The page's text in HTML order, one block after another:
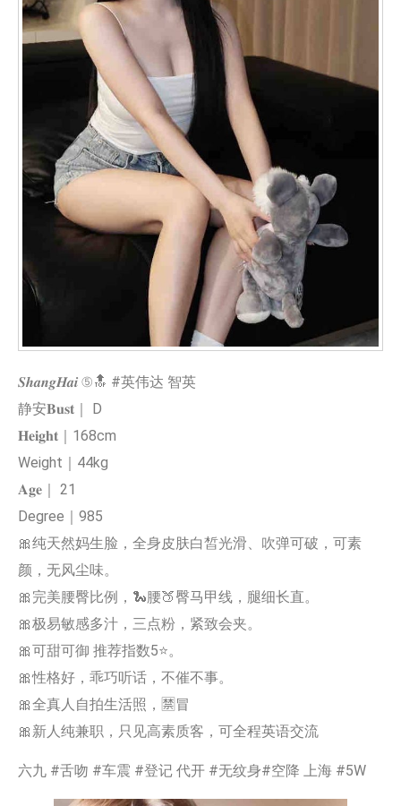
𝑺𝒉𝒂𝒏𝒈𝑯𝒂𝒊 ⑤🔝 #英伟达 智英
静安𝐁𝐮𝐬𝐭｜ D
𝐇𝐞𝐢𝐠𝐡𝐭｜168cm
Weight｜44kg
𝐀𝐠𝐞｜ 21
Degree｜985
🎀纯天然妈生脸，全身皮肤白皙光滑、吹弹可破，可素
颜，无风尘味。
🎀完美腰臀比例，🐍腰🍑臀马甲线，腿细长直。
🎀极易敏感多汁，三点粉，紧致会夹。
🎀可甜可御 推荐指数5⭐。
🎀性格好，乖巧听话，不催不事。
🎀全真人自拍生活照，🈲冒
🎀新人纯兼职，只见高素质客，可全程英语交流
六九 #舌吻 #车震 #登记 代开 #无纹身#空降 上海 #5W